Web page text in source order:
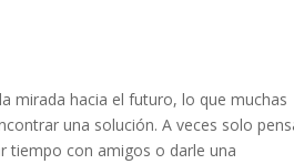
mirada hacia el futuro, lo que muchas
una solución. A veces solo
tiempo con amigos o darle una